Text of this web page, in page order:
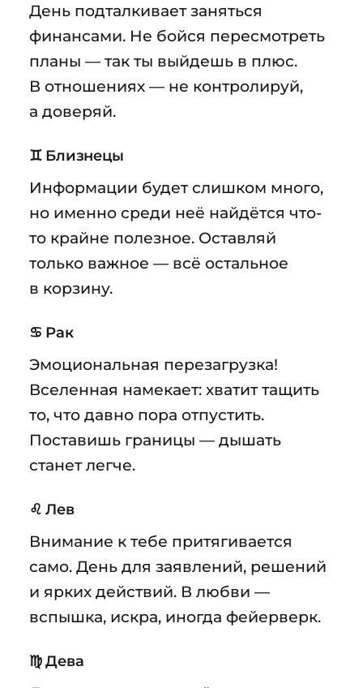
День подталкивает заняться
финансами. Не бойся пересмотреть
планы — так ты выйдешь в плюс.
В отношениях — не контролируй,
а доверяй.
♊ Близнецы
Информации будет слишком много,
но именно среди неё найдётся что-
то крайне полезное. Оставляй
только важное — всё остальное
в корзину.
♋ Рак
Эмоциональная перезагрузка!
Вселенная намекает: хватит тащить
то, что давно пора отпустить.
Поставишь границы — дышать
станет легче.
♌ Лев
Внимание к тебе притягивается
само. День для заявлений, решений
и ярких действий. В любви —
вспышка, искра, иногда фейерверк.
♍ Дева